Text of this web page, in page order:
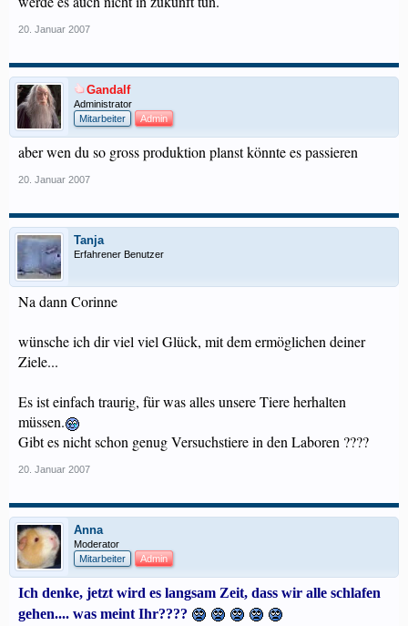
20. Januar 2007
Gandalf
Administrator
Mitarbeiter
Admin
aber wen du so gross produktion planst könnte es passieren
20. Januar 2007
Tanja
Erfahrener Benutzer
Na dann Corinne
wünsche ich dir viel viel Glück, mit dem ermöglichen deiner
Ziele...
Es ist einfach traurig, für was alles unsere Tiere herhalten
müssen.
Gibt es nicht schon genug Versuchstiere in den Laboren ????
20. Januar 2007
Anna
Moderator
Mitarbeiter
Admin
Ich denke, jetzt wird es langsam Zeit, dass wir alle schlafen
gehen.... was meint Ihr????